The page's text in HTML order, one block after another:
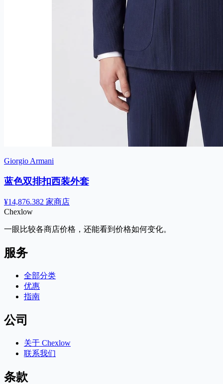
Giorgio Armani
蓝色双排扣西装外套
¥14,876.382 家商店
Chexlow
一眼比较各商店价格，还能看到价格如何变化。
服务
全部分类
优惠
指南
公司
关于 Chexlow
联系我们
条款